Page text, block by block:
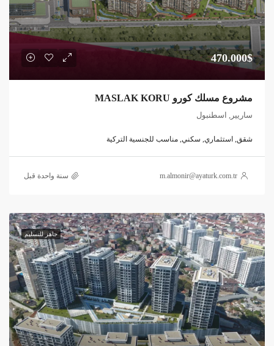
470.000$
مشروع مسلك كورو MASLAK KORU
ساريير, اسطنبول
شقق, استثماري, سكني, مناسب للجنسية التركية
m.almonir@ayaturk.com.tr ‏سنة واحدة قبل
جاهز للتسليم